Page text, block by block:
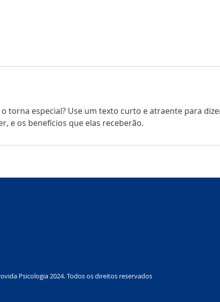
torna especial? Use um texto curto e atraente para
e os benefícios que elas receberão.
Psicologia 2024. Todos os direitos reservados